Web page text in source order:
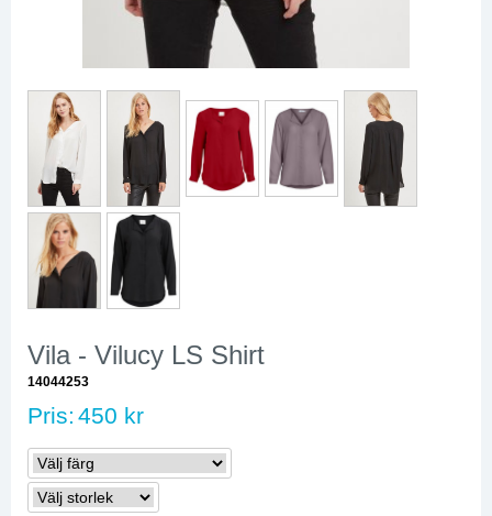
Vila - Vilucy LS Shirt
14044253
Pris: 450 kr